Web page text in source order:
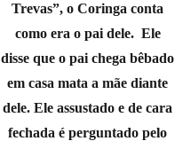
Trevas”, o Coringa conta
como era o pai dele. Ele
disse que o pai chega bêbado
em casa mata a mãe diante
dele. Ele assustado e de cara
fechada é perguntado pelo